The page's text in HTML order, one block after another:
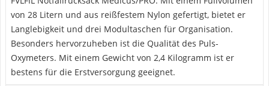
von 28 Litern und aus reißfestem Nylon gefertigt, bietet er
Langlebigkeit und drei Modultaschen für Organisation.
Besonders hervorzuheben ist die Qualität des Puls-
Oxymeters. Mit einem Gewicht von 2,4 Kilogramm ist er
bestens für die Erstversorgung geeignet.